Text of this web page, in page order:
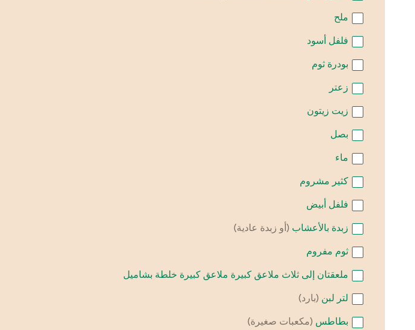
ملح
فلفل أسود
بودرة ثوم
زعتر
زيت زيتون
بصل
ماء
كثير مشروم
فلفل أبيض
زبدة بالأعشاب (أو زبدة عادية)
ثوم مفروم
ملعقتان إلى ثلاث ملاعق كبيرة ملاعق كبيرة خلطة بشاميل
لتر لبن (بارد)
بطاطس (مكعبات صغيرة)